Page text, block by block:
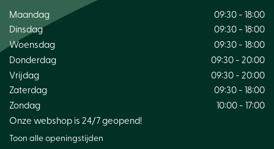
Maandag
09:30 - 18:00
Dinsdag
09:30 - 18:00
Woensdag
09:30 - 18:00
Donderdag
09:30 - 20:00
Vrijdag
09:30 - 20:00
Zaterdag
09:30 - 18:00
Zondag
10:00 - 17:00
Onze webshop is 24/7 geopend!
Toon alle openingstijden